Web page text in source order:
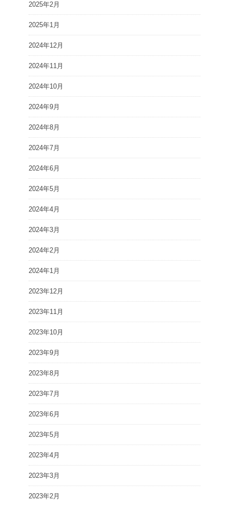
2025年2月
2025年1月
2024年12月
2024年11月
2024年10月
2024年9月
2024年8月
2024年7月
2024年6月
2024年5月
2024年4月
2024年3月
2024年2月
2024年1月
2023年12月
2023年11月
2023年10月
2023年9月
2023年8月
2023年7月
2023年6月
2023年5月
2023年4月
2023年3月
2023年2月